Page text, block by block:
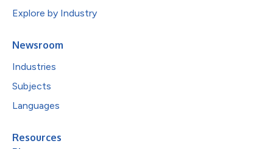
Explore by Industry
Newsroom
Industries
Subjects
Languages
Resources